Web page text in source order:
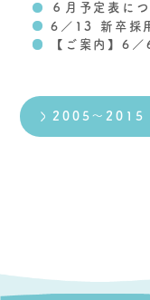
６月予定表に
6／13 新卒採
【ご案内】6
2005～2015